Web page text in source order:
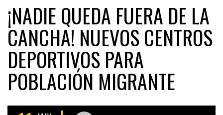
¡NADIE QUEDA FUERA DE LA
CANCHA! NUEVOS CENTROS
DEPORTIVOS PARA
POBLACIÓN MIGRANTE